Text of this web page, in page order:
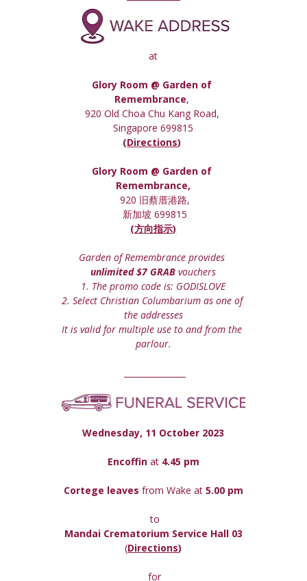
at
Glory Room @ Garden of
Remembrance,
920 Old Choa Chu Kang Road,
Singapore 699815
(Directions)
Glory Room @ Garden of
Remembrance,
920 旧蔡厝港路,
新加坡 699815
(方向指示)
Garden of Remembrance provides
unlimited $7 GRAB vouchers
1. The promo code is: GODISLOVE
2. Select Christian Columbarium as one of
the addresses
It is valid for multiple use to and from the
parlour.
Wednesday, 11 October 2023
Encoffin at 4.45 pm
Cortege leaves from Wake at 5.00 pm
to
Mandai Crematorium Service Hall 03
(Directions)
for